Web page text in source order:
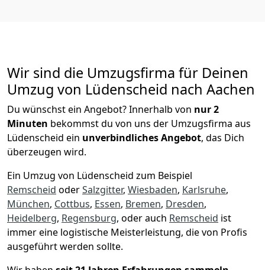
Wir sind die Umzugsfirma für Deinen
Umzug von Lüdenscheid nach Aachen
Du wünschst ein Angebot? Innerhalb von nur 2
Minuten bekommst du von uns der Umzugsfirma aus
Lüdenscheid ein unverbindliches Angebot, das Dich
überzeugen wird.
Ein Umzug von Lüdenscheid zum Beispiel
Remscheid oderSalzgitter, Wiesbaden, Karlsruhe,
München, Cottbus, Essen, Bremen, Dresden,
Heidelberg, Regensburg, oder auch Remscheid ist
immer eine logistische Meisterleistung, die von Profis
ausgeführt werden sollte.